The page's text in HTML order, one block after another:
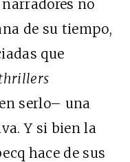
no
de su tiempo,
que
serlo– una
Y si bien la
hace de sus